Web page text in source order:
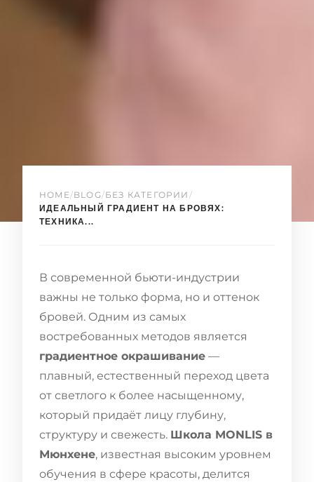
HOME /BLOG /БЕЗ КАТЕГОРИИ /
ИДЕАЛЬНЫЙ ГРАДИЕНТ НА БРОВЯХ:
ТЕХНИКА...
В современной бьюти-индустрии
важны не только форма, но и оттенок
бровей. Одним из самых
востребованных методов является
градиентное окрашивание —
плавный, естественный переход цвета
от светлого к более насыщенному,
который придаёт лицу глубину,
структуру и свежесть. Школа MONLIS в
Мюнхене, известная высоким уровнем
обучения в сфере красоты, делится